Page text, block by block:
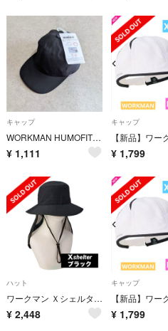
キャップ
WORKMAN HUMOFIT® 軽量 CAP
¥ 1,111
キャップ
¥ 1,799
ハット
ワークマン Ｘシェルター 暑熱αハットシェード付き 黒 紫外線 最新モデル☆9
¥ 2,448
キャップ
¥ 1,799